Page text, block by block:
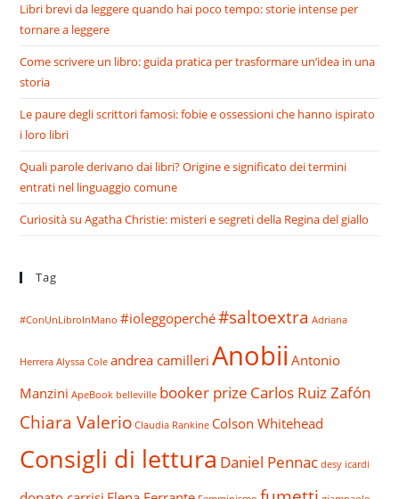
Libri brevi da leggere quando hai poco tempo: storie intense per
tornare a leggere
Come scrivere un libro: guida pratica per trasformare un’idea in una
storia
Le paure degli scrittori famosi: fobie e ossessioni che hanno ispirato
i loro libri
Quali parole derivano dai libri? Origine e significato dei termini
entrati nel linguaggio comune
Curiosità su Agatha Christie: misteri e segreti della Regina del giallo
Tag
#ConUnLibroInMano #ioleggoperché#saltoextra Adriana
Herrera Alyssa Cole andrea camilleri Anobii Antonio
Manzini ApeBook belleville booker prize Carlos Ruiz Zafón
Chiara Valerio Claudia Rankine Colson Whitehead
Consigli di lettura Daniel Pennac desy icardi